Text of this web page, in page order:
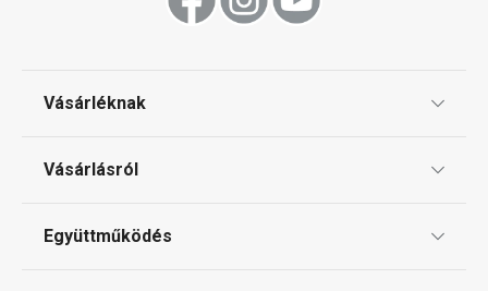
Vásárléknak
Gyakori kérdések
Vásárlásról
Együttműködés